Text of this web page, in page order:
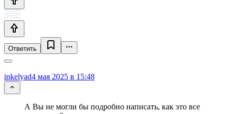
Ответить
inkelyad4 мая 2025 в 15:48
А Вы не могли бы подробно написать, как это все